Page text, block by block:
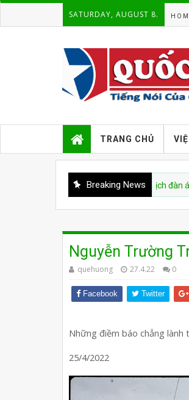
SATURDAY, AUGUST 8.
TRANG CHỦ
Breaking News
bị cáo buộc tái diễn chiến dịch đàn áp giới
Nguyễn Trường
quehuong 27.4.22 0
Facebook Twitter
Những điềm báo chẳng
25/4/2022